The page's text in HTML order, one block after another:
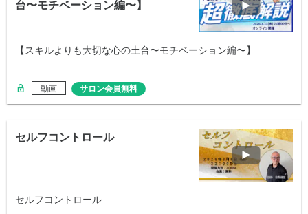
台〜モチベーション編〜】
【スキルよりも大切な心の土台〜モチベーション編〜】
動画 サロン会員無料
セルフコントロール
セルフコントロール